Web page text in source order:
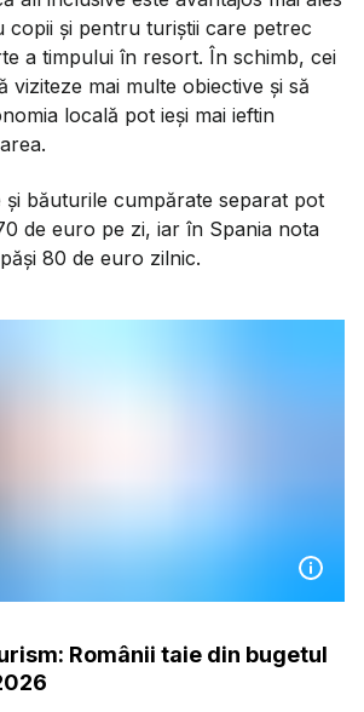
copii și pentru turiștii care petrec
a timpului în resort. În schimb, cei
viziteze mai multe obiective și să
locală pot ieși mai ieftin
și băuturile cumpărate separat pot
de euro pe zi, iar în Spania nota
80 de euro zilnic.
Românii taie din bugetul